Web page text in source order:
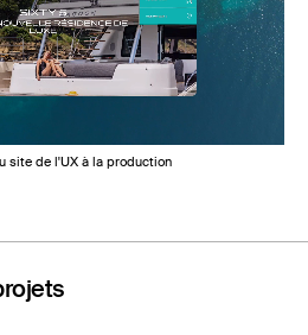
site de l'UX à la production